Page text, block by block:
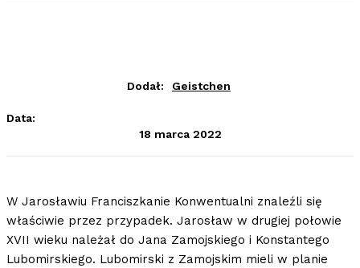
Dodał: Geistchen
Data:
18 marca 2022
W Jarosławiu Franciszkanie Konwentualni znaleźli się
właściwie przez przypadek. Jarosław w drugiej połowie
XVII wieku należał do Jana Zamojskiego i Konstantego
Lubomirskiego. Lubomirski z Zamojskim mieli w planie